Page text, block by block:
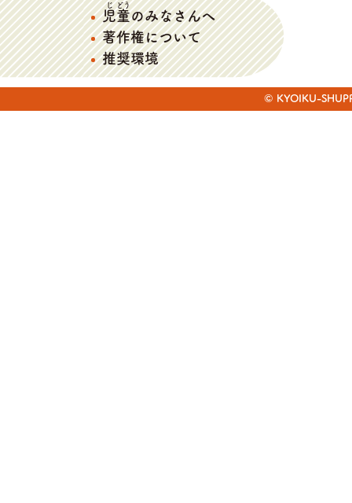
児
じ
童
どう
のみなさんへ
著作権について
推奨環境
© KYOIKU-